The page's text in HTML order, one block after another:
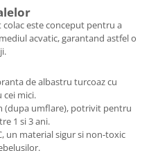
colac este conceput pentru a
acvatic, garantand astfel o
de albastru turcoaz cu
cei mici.
(dupa umflare), potrivit pentru
1 si 3 ani.
un material sigur si non-toxic